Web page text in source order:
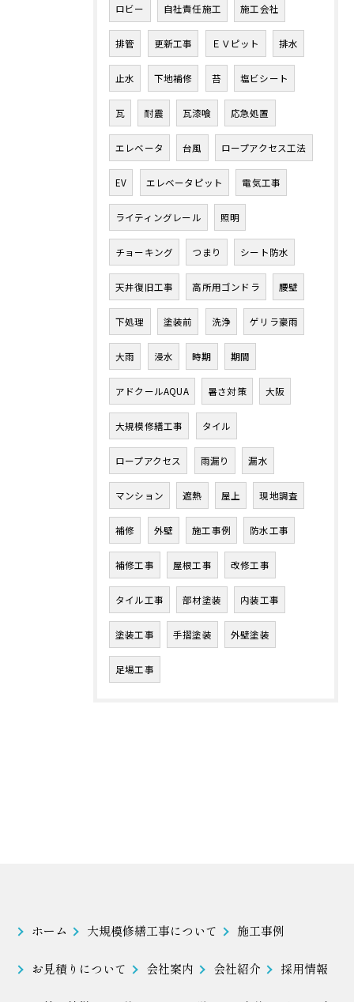
ロビー 自社責任施工 施工会社
排管 更新工事 ＥＶピット 排水
止水 下地補修 苔 塩ビシート
瓦 耐震 瓦漆喰 応急処置
エレベータ 台風 ロープアクセス工法
EV エレベータピット 電気工事
ライティングレール 照明
チョーキング つまり シート防水
天井復旧工事 高所用ゴンドラ 腰壁
下処理 塗装前 洗浄 ゲリラ豪雨
大雨 浸水 時期 期間
アドクールAQUA 暑さ対策 大阪
大規模修繕工事 タイル
ロープアクセス 雨漏り 漏水
マンション 遮熱 屋上 現地調査
補修 外壁 施工事例 防水工事
補修工事 屋根工事 改修工事
タイル工事 部材塗装 内装工事
塗装工事 手摺塗装 外壁塗装
足場工事
ホーム 大規模修繕工事について 施工事例
お見積りについて 会社案内 会社紹介 採用情報